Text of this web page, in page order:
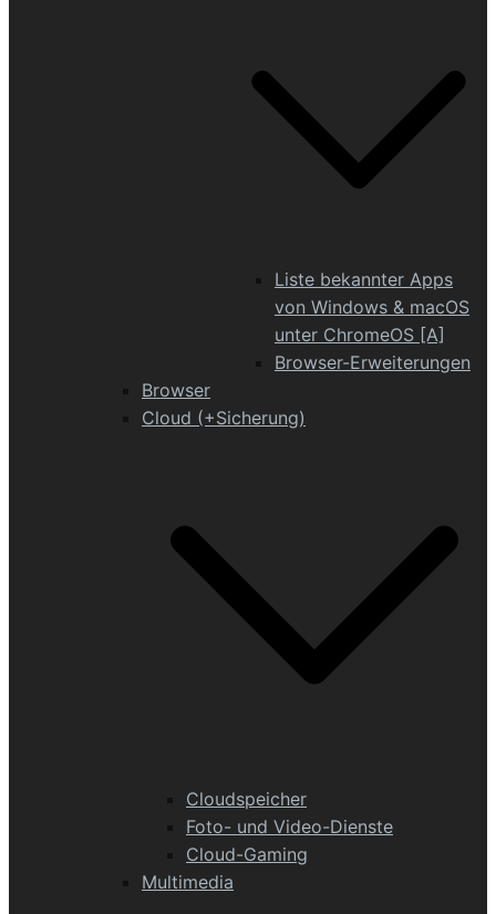
Liste bekannter Apps
von Windows & macOS
unter ChromeOS [A]
Browser-Erweiterungen
Browser
Cloud (+Sicherung)
Cloudspeicher
Foto- und Video-Dienste
Cloud-Gaming
Multimedia